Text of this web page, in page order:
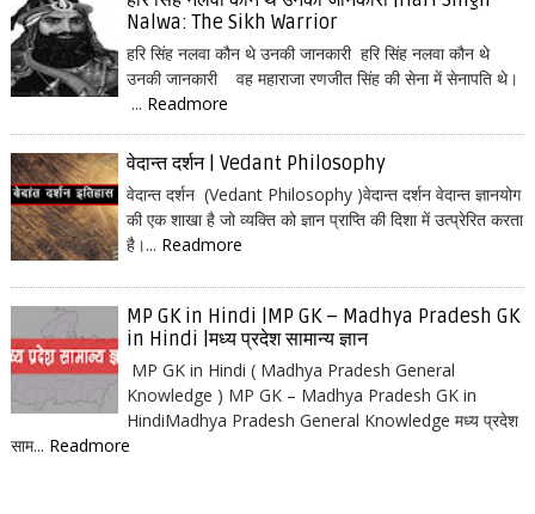
Nalwa: The Sikh Warrior
हरि सिंह नलवा कौन थे उनकी जानकारी हरि सिंह नलवा कौन थे
उनकी जानकारी वह महाराजा रणजीत सिंह की सेना में सेनापति थे।
... Readmore
वेदान्त दर्शन | Vedant Philosophy
वेदान्त दर्शन (Vedant Philosophy )वेदान्त दर्शन वेदान्त ज्ञानयोग
की एक शाखा है जो व्यक्ति को ज्ञान प्राप्ति की दिशा में उत्प्रेरित करता
है।... Readmore
MP GK in Hindi |MP GK – Madhya Pradesh GK
in Hindi |मध्य प्रदेश सामान्य ज्ञान
MP GK in Hindi ( Madhya Pradesh General
Knowledge ) MP GK – Madhya Pradesh GK in
HindiMadhya Pradesh General Knowledge मध्य प्रदेश
साम... Readmore